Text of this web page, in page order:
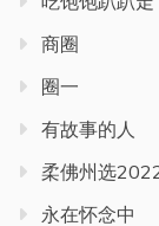
商圈
圈一
有故事的人
柔佛州选
永在怀念中